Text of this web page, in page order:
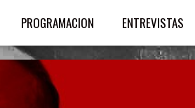
PROGRAMACION ENTREVISTAS